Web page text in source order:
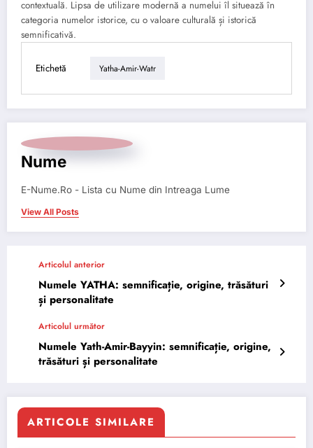
contextuală. Lipsa de utilizare modernă a numelui îl situează în
categoria numelor istorice, cu o valoare culturală și istorică
semnificativă.
Etichetă Yatha-Amir-Watr
Nume
E-Nume.Ro - Lista cu Nume din Intreaga Lume
View All Posts
Articolul anterior
Numele YATHA: semnificație, origine, trăsături
și personalitate
Articolul următor
Numele Yath-Amir-Bayyin: semnificație, origine,
trăsături și personalitate
ARTICOLE SIMILARE